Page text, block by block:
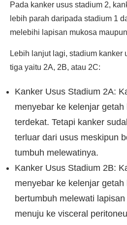
Pada kanker usus stadium 2,
lebih parah daripada stadium 1
melebihi lapisan mukosa
Lebih lanjut lagi, stadium kanker
tiga yaitu 2A, 2B, atau 2C:
Kanker Usus Stadium 2A:
menyebar ke kelenjar
terdekat. Tetapi kanker
terluar dari usus meskipun
tumbuh melewatinya.
Kanker Usus Stadium 2B:
menyebar ke kelenjar
bertumbuh melewati
menuju ke visceral